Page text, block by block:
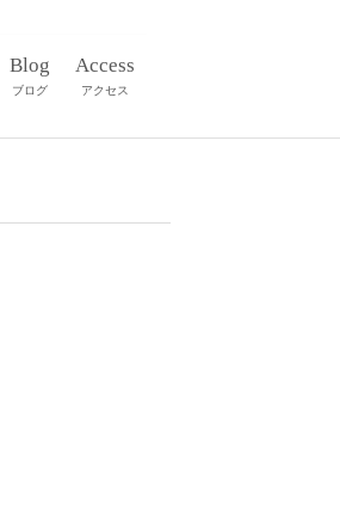
Blog
ブログ
Access
アクセス